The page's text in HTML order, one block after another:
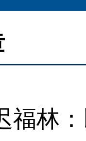
福林